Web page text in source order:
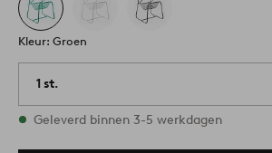
Kleur: Groen
1 st.
Op voorraad
Geleverd binnen 3-5 werkdagen